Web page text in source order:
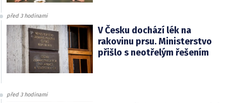
před 3 hodinami
V Česku dochází lék na
rakovinu prsu. Ministerstvo
přišlo s neotřelým řešením
před 3 hodinami